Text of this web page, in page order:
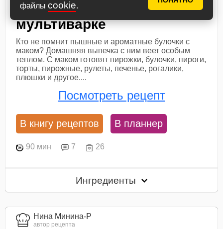
файлы cookie.
Маковый пирог в
мультиварке
Кто не помнит пышные и ароматные булочки с
маком? Домашняя выпечка с ним веет особым
теплом. С маком готовят пирожки, булочки, пироги,
торты, пирожные, рулеты, печенье, рогалики,
плюшки и другое....
Посмотреть рецепт
В книгу рецептов В планнер
90 мин 7 26
Ингредиенты
Нина Минина-Р
автор рецепта